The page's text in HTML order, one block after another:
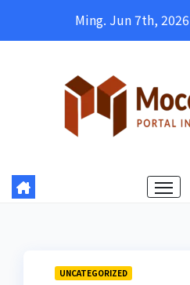
Ming. Jun 7th, 2026
UNCATEGORIZED